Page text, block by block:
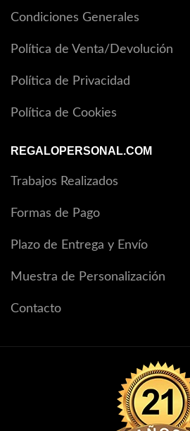
Condiciones Generales
Política de Venta/Devolución
Política de Privacidad
Política de Cookies
REGALOPERSONAL.COM
Trabajos Realizados
Formas de Pago
Plazo de Entrega y Envío
Muestra de Personalización
Contacto